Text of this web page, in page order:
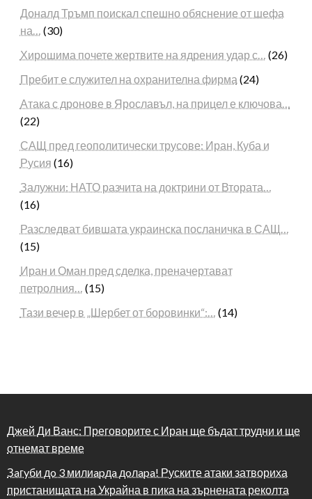
Доналд Тръмп поискал спешно обяснение от шефа
на… (30)
Хирошима почете жертвите на ядрения удар с… (26)
Пребит е служител на охранителна фирма (24)
Атака с дронове в Ярославъл, на прицел е ключова…
(22)
САЩ пред геополитически трусове: Иран, Куба и
Русия (16)
Залужни: НАТО разчита на доктрини от Втората…
(16)
Разследват бившата украинска посланичка в САЩ…
(15)
Иран и Оман пред сделка, преначертават
петролния… (15)
Тази вечер в „Шербет от боровинки“:… (14)
Джей Ди Ванс: Преговорите с Иран ще бъдат трудни и ще
отнемат време
Зaгyби дo 3 милиapдa дoлapa! Руските атаки затвориха
пристанищата на Украйна в пика на зърнената реколта